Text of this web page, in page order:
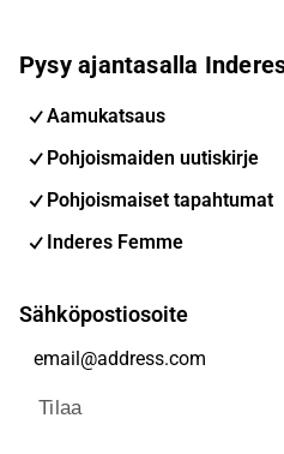
Pysy ajantasalla
Aamukatsaus
Pohjoismaiden uutiskirje
Pohjoismaiset tapahtumat
Inderes Femme
Sähköpostiosoite
Tilaa